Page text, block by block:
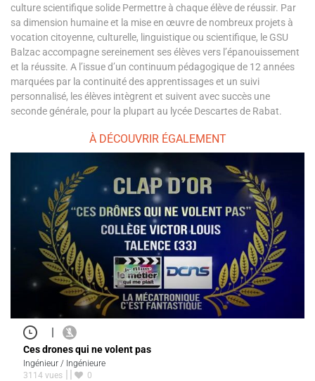
culture scientifique solide Permettre à chaque élève de réussir. Par
sa dimension humaine et la mise en œuvre de nombreux projets à
vocation citoyenne, culturelle, linguistique ou scientifique, le GSU
Balzac accompagne sereinement ses élèves vers l’épanouissement
et la réussite. A l’issue d’un continuum pédagogique de 12 années
marquées par la continuité des apprentissages et un suivi
personnalisé, les élèves intègrent et suivent avec succès une
seconde générale, pour la plupart au lycée Descartes de Rabat.
À DÉCOUVRIR ÉGALEMENT
|
Ces drones qui ne volent pas
Ingénieur / Ingénieure
3114 vues
0